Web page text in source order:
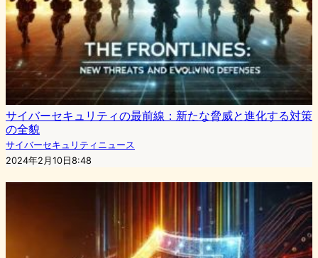
サイバーセキュリティの最前線：新たな脅威と進化する対策
の全貌
サイバーセキュリティニュース
2024年2月10日8:48